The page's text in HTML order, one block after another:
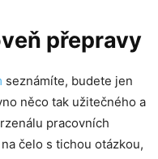
přepravy
seznámíte, budete jen
něco tak užitečného a
pracovních
čelo s tichou otázkou,